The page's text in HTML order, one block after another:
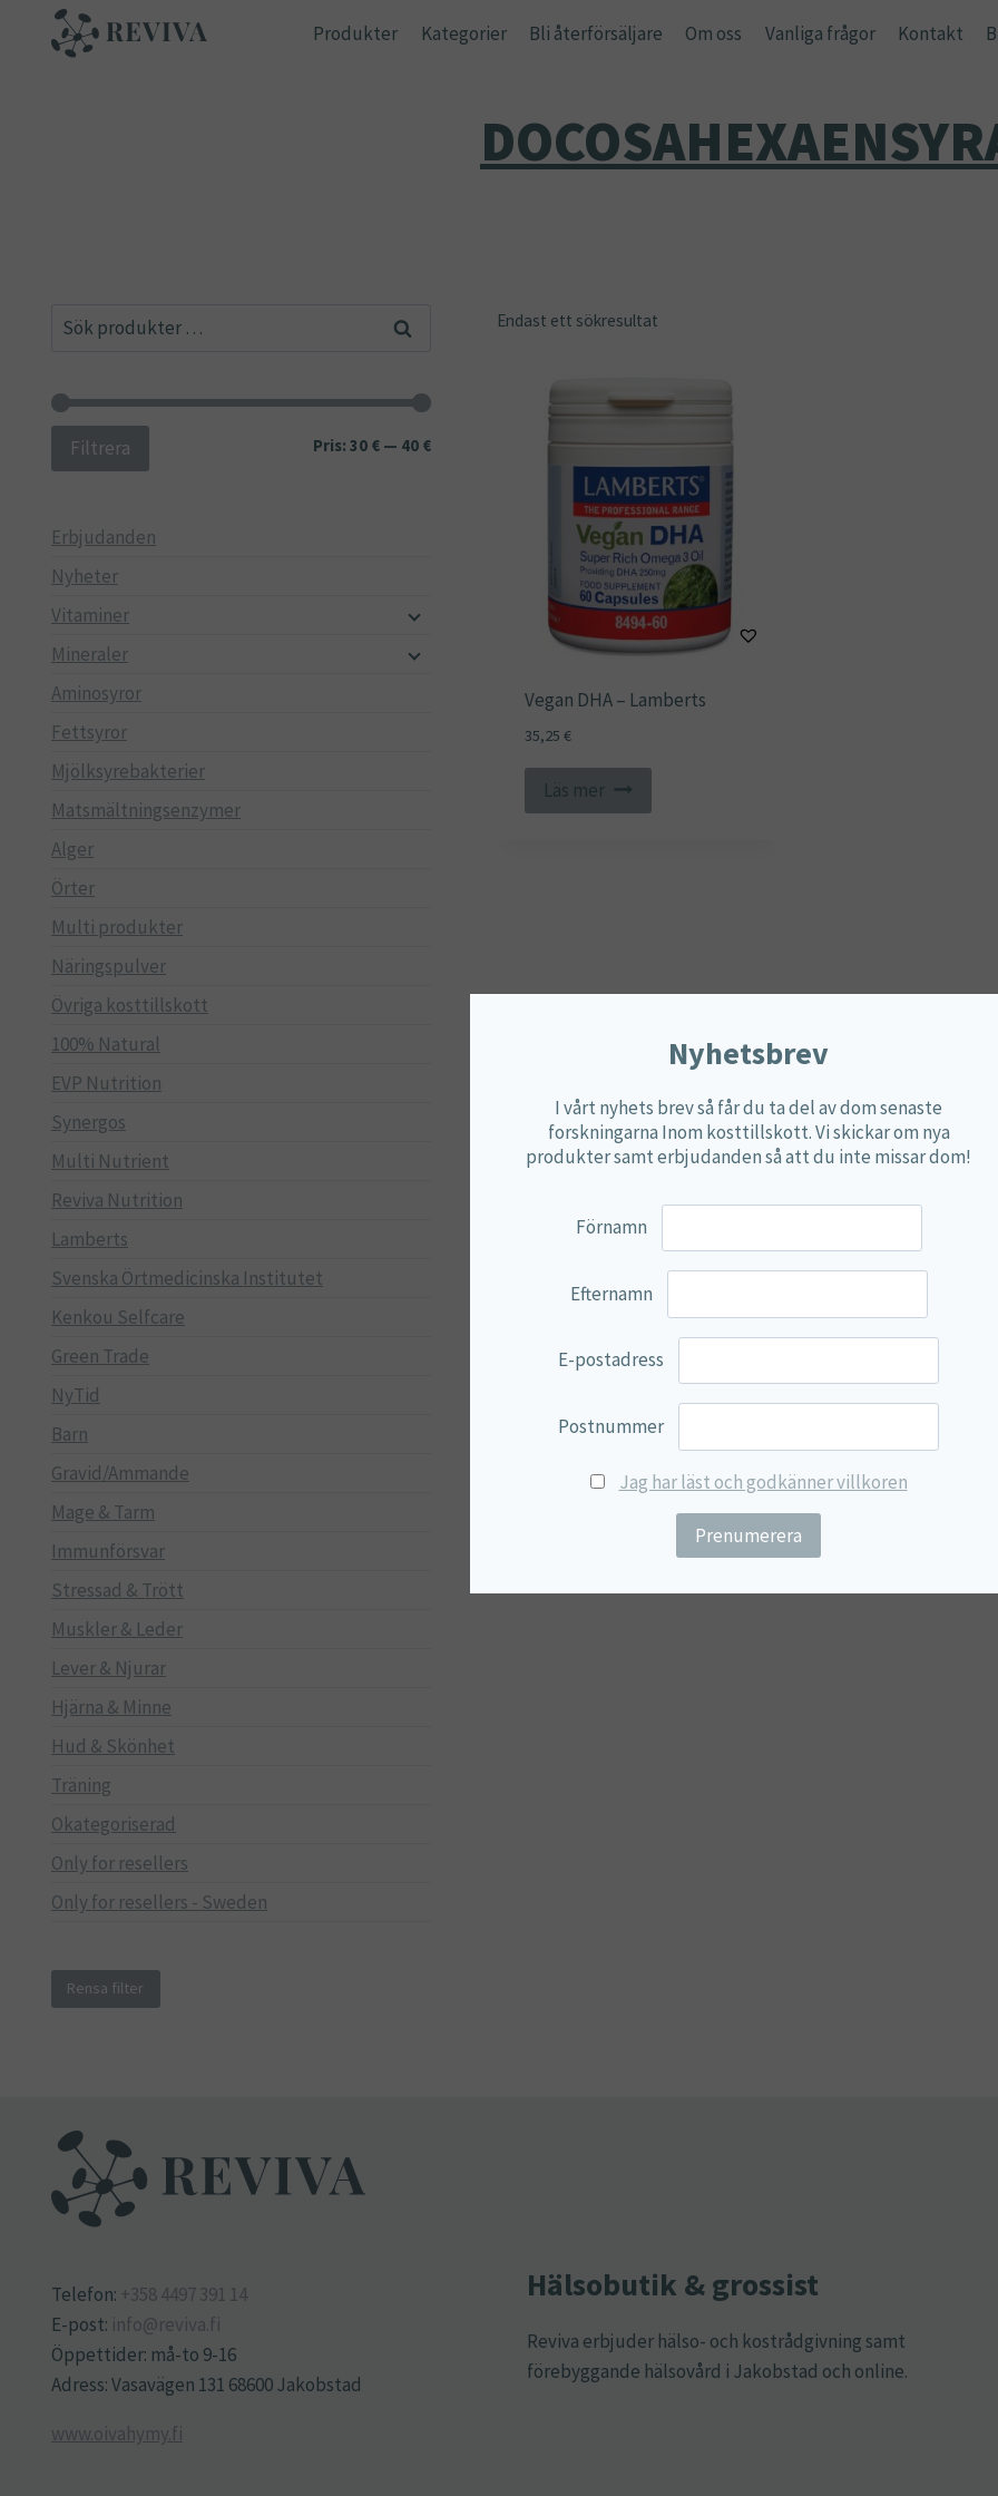
Produkter Kategorier Bli återförsäljare Om oss Vanliga frågor Kontakt
Endast ett sökresultat
Vegan DHA – Lamberts
35,25 €
Läs mer
Sök
Sök
Min
Max
Filtrera Pris: 30 €— 40 €
Erbjudanden
Nyheter
Vitaminer
Mineraler
Aminosyror
Fettsyror
Mjölksyrebakterier
Matsmältningsenzymer
Alger
Örter
Multi produkter
Näringspulver
Övriga kosttillskott
100% Natural
EVP Nutrition
Synergos
Multi Nutrient
Reviva Nutrition
Lamberts
Svenska Örtmedicinska Institutet
Kenkou Selfcare
Green Trade
NyTid
Barn
Gravid/Ammande
Mage & Tarm
Immunförsvar
Stressad & Trött
Muskler & Leder
Lever & Njurar
Hjärna & Minne
Hud & Skönhet
Träning
Okategoriserad
Only for resellers
Only for resellers - Sweden
Rensa filter
Telefon: +358 4497 391 14
E-post: info@reviva.fi
Öppettider: må-to 9-16
Adress: Vasavägen 131 68600 Jakobstad
www.oivahymy.fi
Hälsobutik & grossist
Reviva erbjuder hälso- och kostrådgivning samt
förebyggande hälsovård i Jakobstad och online.
Nyhetsbrev
I vårt nyhets brev så får du ta del av dom senaste
forskningarna Inom kosttillskott. Vi skickar om nya
produkter samt erbjudanden så att du inte missar dom!
Förnamn
Efternamn
E-postadress
Postnummer
Jag har läst och godkänner villkoren